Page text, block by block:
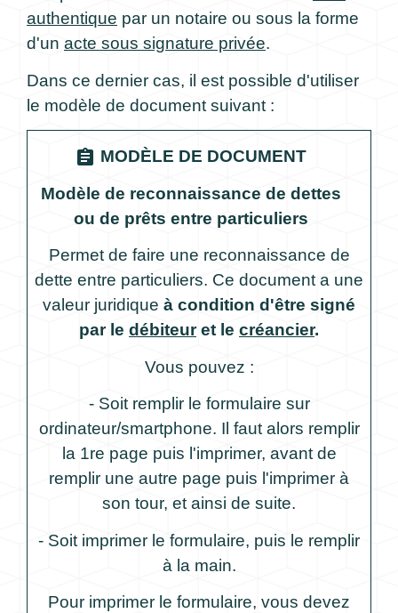
authentique par un notaire ou sous la forme
d'un acte sous signature privée.
Dans ce dernier cas, il est possible d'utiliser
le modèle de document suivant :
assignment MODÈLE DE DOCUMENT
Modèle de reconnaissance de dettes
ou de prêts entre particuliers
Permet de faire une reconnaissance de
dette entre particuliers. Ce document a une
valeur juridique à condition d'être signé
par le débiteuret le créancier.
Vous pouvez :
- Soit remplir le formulaire sur
ordinateur/smartphone. Il faut alors remplir
la 1re page puis l'imprimer, avant de
remplir une autre page puis l'imprimer à
son tour, et ainsi de suite.
- Soit imprimer le formulaire, puis le remplir
à la main.
Pour imprimer le formulaire, vous devez